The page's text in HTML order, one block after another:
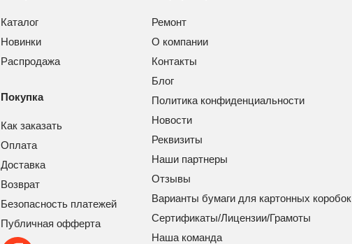
Каталог
Новинки
Распродажа
Покупка
Как заказать
Оплата
Доставка
Возврат
Безопасность платежей
Публичная офферта
Ремонт
О компании
Контакты
Блог
Политика конфиденциальности
Новости
Реквизиты
Наши партнеры
Отзывы
Варианты бумаги для картонных коробок
Сертификаты/Лицензии/Грамоты
Наша команда